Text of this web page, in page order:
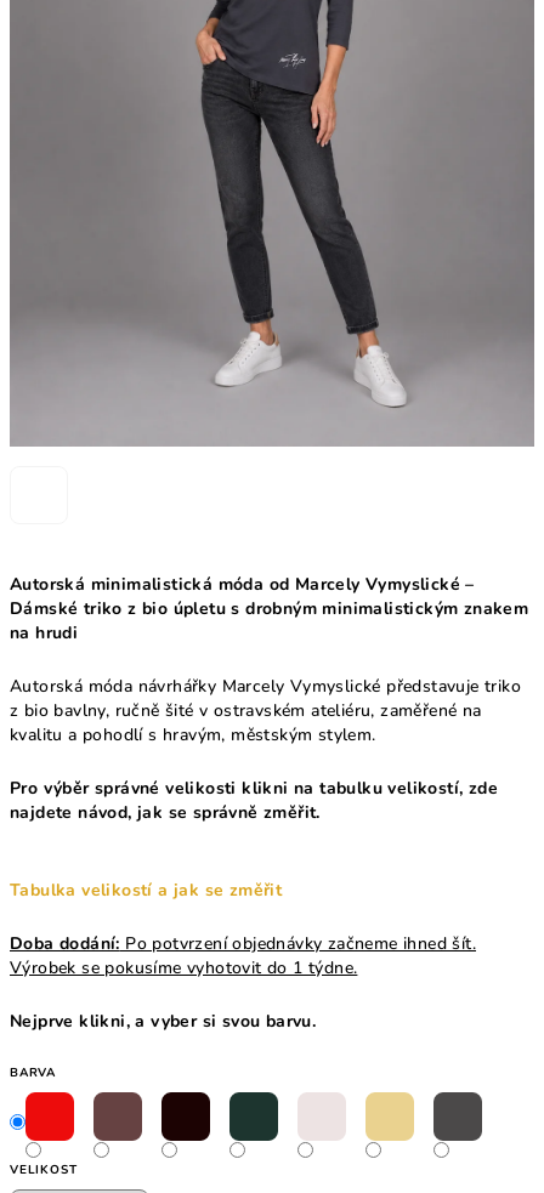
Autorská minimalistická móda od Marcely Vymyslické –
Dámské triko z bio úpletu s drobným minimalistickým znakem
na hrudi
Autorská móda návrhářky Marcely Vymyslické představuje triko
z bio bavlny, ručně šité v ostravském ateliéru, zaměřené na
kvalitu a pohodlí s hravým, městským stylem.
Pro výběr správné velikosti klikni na tabulku velikostí, zde
najdete návod, jak se správně změřit.
Tabulka velikostí a jak se změřit
Doba dodání: Po potvrzení objednávky začneme ihned šít.
Výrobek se pokusíme vyhotovit do 1 týdne.
Nejprve klikni, a vyber si svou barvu.
BARVA
VELIKOST